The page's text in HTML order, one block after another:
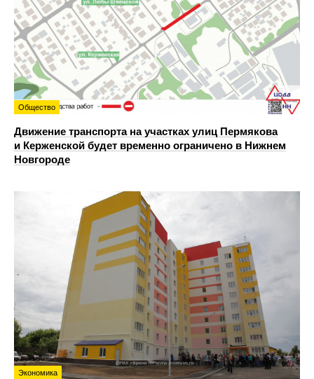
Общество
Движение транспорта на участках улиц Пермякова
и Керженской будет временно ограничено в Нижнем
Новгороде
Экономика